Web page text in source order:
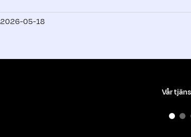
2026-05-18
Vår